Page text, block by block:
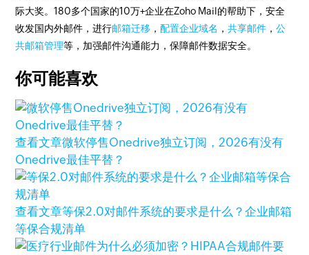
际大奖。180多个国家的10万+企业在Zoho Mail的帮助下，安全
收发国内外邮件，进行邮箱迁移 ，配置企业域名 ，共享邮件 ，公
共邮箱管理等，加强邮件沟通能力，保障邮件数据安全。
你可能喜欢
查看文章微软停售Onedrive独立订阅，2026有没有
Onedrive最佳平替？
查看文章等保2.0对邮件系统的要求是什么？企业邮箱
等保合规清单